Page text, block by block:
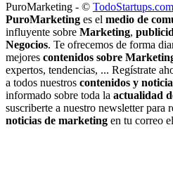
PuroMarketing - © TodoStartups.com
PuroMarketing es el medio de
influyente sobre Marketing,
Negocios. Te ofrecemos de forma
mejores contenidos sobre
expertos, tendencias, ... Regístrate
a todos nuestros contenidos y
informado sobre toda la actualidad
suscriberte a nuestro newsletter para
noticias de marketing en tu correo